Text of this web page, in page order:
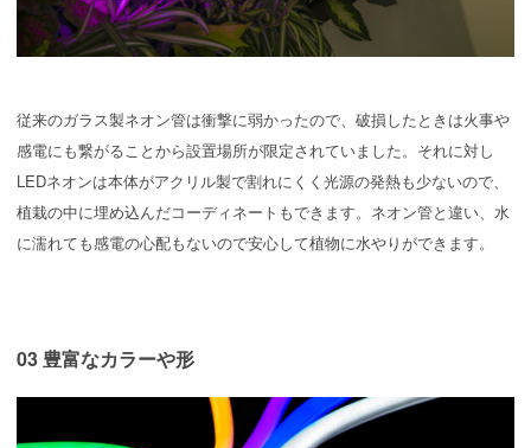
従来のガラス製ネオン管は衝撃に弱かったので、破損したときは火事や
感電にも繋がることから設置場所が限定されていました。それに対し
LEDネオンは本体がアクリル製で割れにくく光源の発熱も少ないので、
植栽の中に埋め込んだコーディネートもできます。ネオン管と違い、水
に濡れても感電の心配もないので安心して植物に水やりができます。
03 豊富なカラーや形